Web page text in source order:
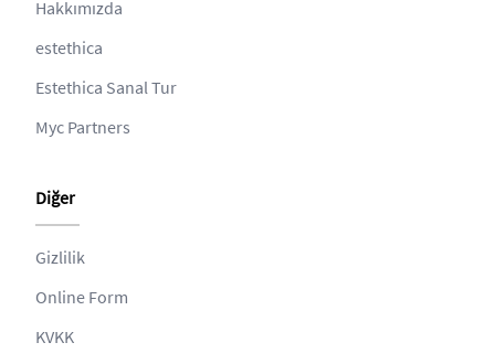
Hakkımızda
estethica
Estethica Sanal Tur
Myc Partners
Diğer
Gizlilik
Online Form
KVKK